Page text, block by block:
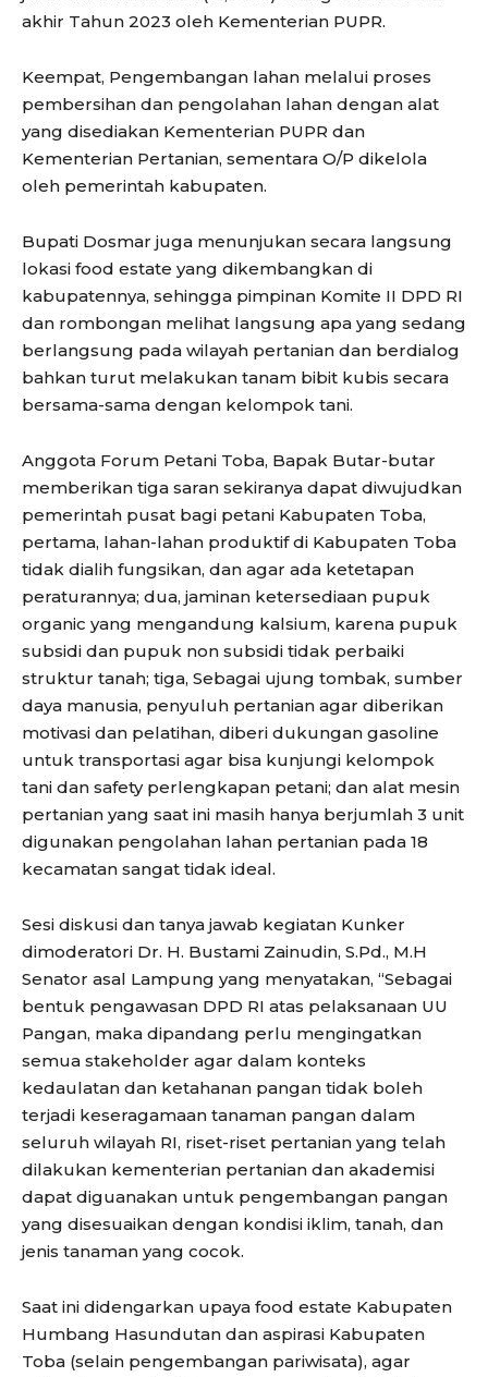
akhir Tahun 2023 oleh Kementerian PUPR.
Keempat, Pengembangan lahan melalui proses
pembersihan dan pengolahan lahan dengan alat
yang disediakan Kementerian PUPR dan
Kementerian Pertanian, sementara O/P dikelola
oleh pemerintah kabupaten.
Bupati Dosmar juga menunjukan secara langsung
lokasi food estate yang dikembangkan di
kabupatennya, sehingga pimpinan Komite II DPD RI
dan rombongan melihat langsung apa yang sedang
berlangsung pada wilayah pertanian dan berdialog
bahkan turut melakukan tanam bibit kubis secara
bersama-sama dengan kelompok tani.
Anggota Forum Petani Toba, Bapak Butar-butar
memberikan tiga saran sekiranya dapat diwujudkan
pemerintah pusat bagi petani Kabupaten Toba,
pertama, lahan-lahan produktif di Kabupaten Toba
tidak dialih fungsikan, dan agar ada ketetapan
peraturannya; dua, jaminan ketersediaan pupuk
organic yang mengandung kalsium, karena pupuk
subsidi dan pupuk non subsidi tidak perbaiki
struktur tanah; tiga, Sebagai ujung tombak, sumber
daya manusia, penyuluh pertanian agar diberikan
motivasi dan pelatihan, diberi dukungan gasoline
untuk transportasi agar bisa kunjungi kelompok
tani dan safety perlengkapan petani; dan alat mesin
pertanian yang saat ini masih hanya berjumlah 3 unit
digunakan pengolahan lahan pertanian pada 18
kecamatan sangat tidak ideal.
Sesi diskusi dan tanya jawab kegiatan Kunker
dimoderatori Dr. H. Bustami Zainudin, S.Pd., M.H
Senator asal Lampung yang menyatakan, “Sebagai
bentuk pengawasan DPD RI atas pelaksanaan UU
Pangan, maka dipandang perlu mengingatkan
semua stakeholder agar dalam konteks
kedaulatan dan ketahanan pangan tidak boleh
terjadi keseragamaan tanaman pangan dalam
seluruh wilayah RI, riset-riset pertanian yang telah
dilakukan kementerian pertanian dan akademisi
dapat diguanakan untuk pengembangan pangan
yang disesuaikan dengan kondisi iklim, tanah, dan
jenis tanaman yang cocok.
Saat ini didengarkan upaya food estate Kabupaten
Humbang Hasundutan dan aspirasi Kabupaten
Toba (selain pengembangan pariwisata), agar